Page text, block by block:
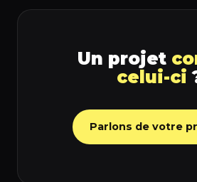
Un projet
celui-ci
Parlons de votre